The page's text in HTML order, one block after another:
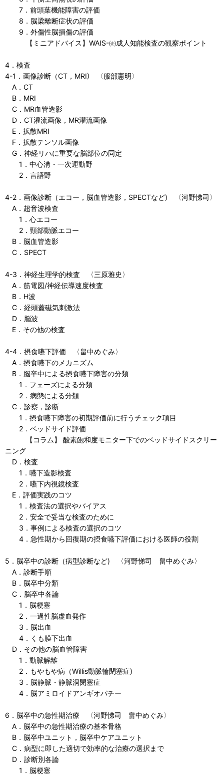
7．前頭葉機能障害の評価
8．脳梁離断症状の評価
9．外傷性脳損傷の評価
【ミニアドバイス】WAIS-㈽成人知能検査の観察ポイント
4．検査
4-1．画像診断（CT，MRI) 〈服部憲明〉
A．CT
B．MRI
C．MR血管造影
D．CT灌流画像，MR灌流画像
E．拡散MRI
F．拡散テンソル画像
G．神経リハに重要な脳部位の同定
1．中心溝・一次運動野
2．言語野
4-2．画像診断（エコー，脳血管造影，SPECTなど) 〈河野悌司〉
A．超音波検査
1．心エコー
2．頸部動脈エコー
B．脳血管造影
C．SPECT
4-3．神経生理学的検査 〈三原雅史〉
A．筋電図/神経伝導速度検査
B．H波
C．経頭蓋磁気刺激法
D．脳波
E．その他の検査
4-4．摂食嚥下評価 〈畠中めぐみ〉
A．摂食嚥下のメカニズム
B．脳卒中による摂食嚥下障害の分類
1．フェーズによる分類
2．病態による分類
C．診察，診断
1．摂食嚥下障害の初期評価前に行うチェック項目
2．ベッドサイド評価
【コラム】 酸素飽和度モニター下でのベッドサイドスクリー
ニング
D．検査
1．嚥下造影検査
2．嚥下内視鏡検査
E．評価実践のコツ
1．検査法の選択やバイアス
2．安全で妥当な検査のために
3．事例による検査の選択のコツ
4．急性期から回復期の摂食嚥下評価における医師の役割
5．脳卒中の診断（病型診断など) 〈河野悌司 畠中めぐみ〉
A．診断手順
B．脳卒中分類
C．脳卒中各論
1．脳梗塞
2．一過性脳虚血発作
3．脳出血
4．くも膜下出血
D．その他の脳血管障害
1．動脈解離
2．もやもや病（Willis動脈輪閉塞症)
3．脳静脈・静脈洞閉塞症
4．脳アミロイドアンギオパチー
6．脳卒中の急性期治療 〈河野悌司 畠中めぐみ〉
A．脳卒中の急性期治療の基本骨格
B．脳卒中ユニット，脳卒中ケアユニット
C．病型に即した適切で効率的な治療の選択まで
D．診断別各論
1．脳梗塞